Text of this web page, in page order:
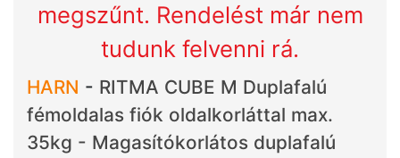
megszűnt. Rendelést már nem
tudunk felvenni rá.
HARN - RITMA CUBE M Duplafalú
fémoldalas fiók oldalkorláttal max.
35kg - Magasítókorlátos duplafalú